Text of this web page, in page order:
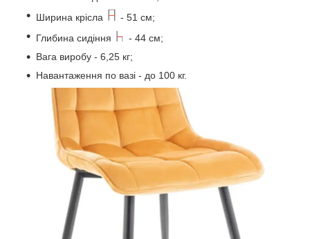
Ширина крісла
- 51 см;
Глибина сидіння
- 44 см;
Вага виробу - 6,25 кг;
Навантаження по вазі - до 100 кг.